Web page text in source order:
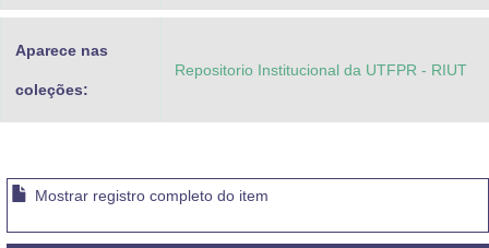
Aparece nas
coleções:
Repositorio Institucional da UTFPR - RIUT
Mostrar registro completo do item